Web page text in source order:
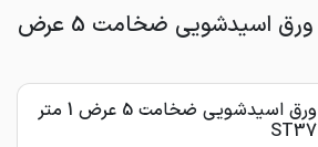
لیست فروشندگان ورق اسیدشویی ضخامت 5 عرض
ورق اسیدشویی ضخامت 5 عرض 1 متر
ST37